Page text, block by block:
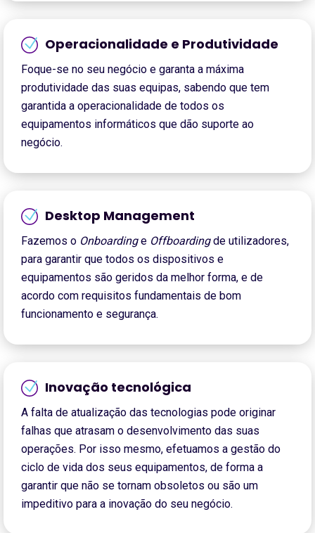
Operacionalidade e Produtividade
Foque-se no seu negócio e garanta a máxima
produtividade das suas equipas, sabendo que tem
garantida a operacionalidade de todos os
equipamentos informáticos que dão suporte ao
negócio.
Desktop Management
Fazemos o Onboardinge Offboardingde utilizadores,
para garantir que todos os dispositivos e
equipamentos são geridos da melhor forma, e de
acordo com requisitos fundamentais de bom
funcionamento e segurança.
Inovação tecnológica
A falta de atualização das tecnologias pode originar
falhas que atrasam o desenvolvimento das suas
operações. Por isso mesmo, efetuamos a gestão do
ciclo de vida dos seus equipamentos, de forma a
garantir que não se tornam obsoletos ou são um
impeditivo para a inovação do seu negócio.